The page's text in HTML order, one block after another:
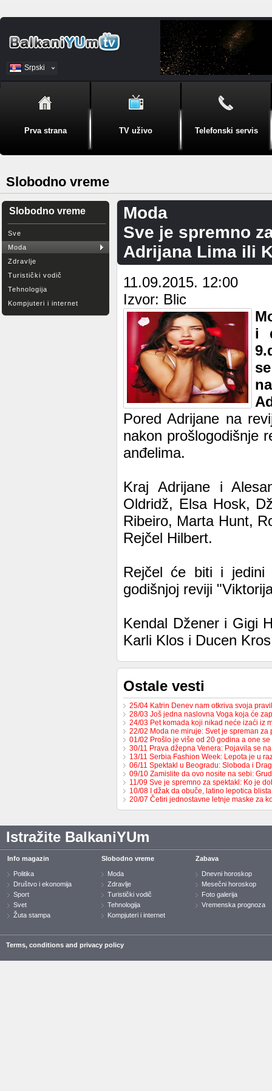
Srpski
BiH
Prva strana TV uživo Telefonski servis
Slobodno vreme
Slobodno vreme
Sve
Moda
Zdravlje
Turistički vodič
Tehnologija
Kompjuteri i internet
Moda
Sve je spremno
Adrijana Lima ili
11.09.2015. 12:00
Izvor: Blic
i
Pored Adrijane na
nakon prošlogodišnje
anđelima.
Kraj Adrijane i
Oldridž, Elsa Hosk,
Ribeiro, Marta Hunt,
Rejčel Hilbert.
Rejčel će biti i jedini
godišnjoj reviji
Kendal Džener i Gigi
Karli Klos i Ducen
Ostale vesti
25/04 Katrin Denev nam otkriva svoja
28/03 Još jedna naslovna Voga koja će
24/03 Pet komada koji nikad neće izaći iz
22/02 Moda ne miruje: Svet je spreman za
01/02 Prošlo je više od 20 godina a one
30/11 Prava džepna Venera: Pojavila se
13/11 Serbia Fashion Week: Lepota je u
06/11 Spektakl u Beogradu: Sloboda i
09/10 Zamislite da ovo nosite na sebi:
11/09 Sve je spremno za spektakl: Ko je
10/08 I džak da obuče, latino lepotica blista
20/07 Četiri jednostavne letnje maske za
Istražite BalkaniYUm
Info magazin
Politika
Društvo i ekonomija
Sport
Svet
Žuta stampa
Slobodno vreme
Moda
Zdravlje
Turistički vodič
Tehnologija
Kompjuteri i internet
Zabava
Dnevni horoskop
Mesečni horoskop
Foto galerija
Vremenska prognoza
Terms, conditions and privacy policy